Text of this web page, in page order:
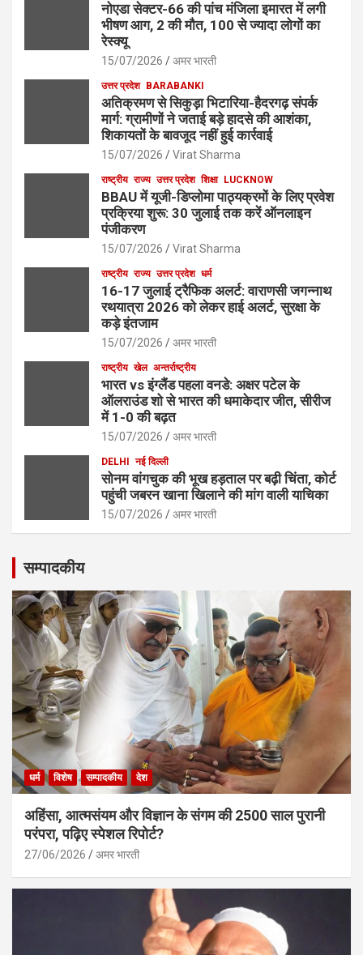
नोएडा सेक्टर-66 की पांच मंजिला इमारत में लगी
भीषण आग, 2 की मौत, 100 से ज्यादा लोगों का
रेस्क्यू
15/07/2026 अमर भारती
उत्तर प्रदेश BARABANKI
अतिक्रमण से सिकुड़ा भिटारिया-हैदरगढ़ संपर्क
मार्ग: ग्रामीणों ने जताई बड़े हादसे की आशंका,
शिकायतों के बावजूद नहीं हुई कार्रवाई
15/07/2026 Virat Sharma
राष्ट्रीय राज्य उत्तर प्रदेश शिक्षा LUCKNOW
BBAU में यूजी-डिप्लोमा पाठ्यक्रमों के लिए प्रवेश
प्रक्रिया शुरू: 30 जुलाई तक करें ऑनलाइन
पंजीकरण
15/07/2026 Virat Sharma
राष्ट्रीय राज्य उत्तर प्रदेश धर्म
16-17 जुलाई ट्रैफिक अलर्ट: वाराणसी जगन्नाथ
रथयात्रा 2026 को लेकर हाई अलर्ट, सुरक्षा के
कड़े इंतजाम
15/07/2026 अमर भारती
राष्ट्रीय खेल अन्तर्राष्ट्रीय
भारत vs इंग्लैंड पहला वनडे: अक्षर पटेल के
ऑलराउंड शो से भारत की धमाकेदार जीत, सीरीज
में 1-0 की बढ़त
15/07/2026 अमर भारती
DELHI नई दिल्ली
सोनम वांगचुक की भूख हड़ताल पर बढ़ी चिंता, कोर्ट
पहुंची जबरन खाना खिलाने की मांग वाली याचिका
15/07/2026 अमर भारती
सम्पादकीय
धर्म विशेष सम्पादकीय देश
अहिंसा, आत्मसंयम और विज्ञान के संगम की 2500 साल पुरानी
परंपरा, पढ़िए स्पेशल रिपोर्ट?
27/06/2026 अमर भारती